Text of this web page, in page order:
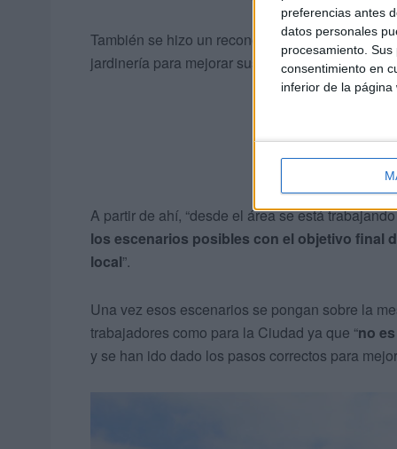
preferencias antes
datos personales
procesamiento.
consentimiento en
inferior de la página
También se hizo un reconocimiento de las
jardinería para mejorar sus retribuciones
A partir de ahí, “desde el área se está
los escenarios posibles con el objetivo final
local”.
Una vez esos escenarios se pongan sobre la
trabajadores como para la Ciudad ya que “no
y se han ido dado los pasos correctos para